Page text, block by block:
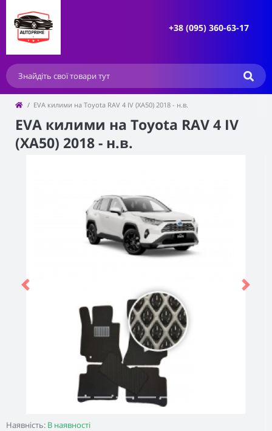
+38 (095) 360-63-17
EVA килими на Toyota RAV 4 IV (XA50) 2018 - н.в.
EVA килими на Toyota RAV 4 IV
(XA50) 2018 - н.в.
Наявність: В наявності
Previous Next